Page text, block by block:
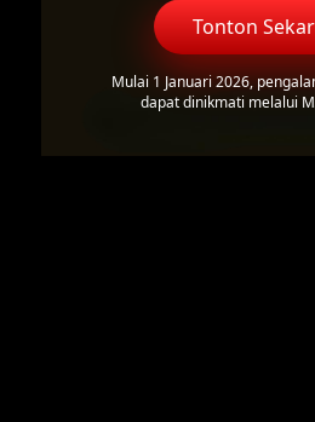
Tonton
Mulai 1 Januari 2026,
dapat dinikmati melalui